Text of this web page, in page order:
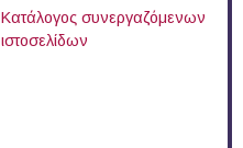
Κατάλογος συνεργαζόμενων
ιστοσελίδων